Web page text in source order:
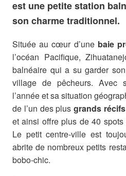
est une petite station
son charme traditionnel.
Située au cœur d’une baie
l’océan Pacifique,
balnéaire qui a su garder son
village de pêcheurs. Avec
l’année et sa situation
de l’un des plusgrands
et ainsi offre plus de 40
Le petit centre-ville est
abrite de nombreux petits
bobo-chic.